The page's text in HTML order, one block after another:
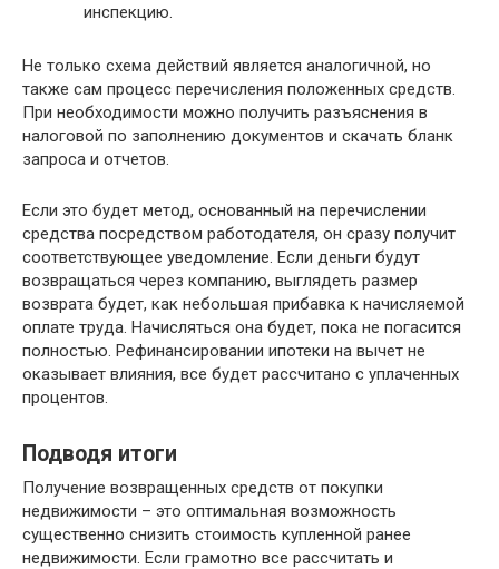
инспекцию.
Не только схема действий является аналогичной, но
также сам процесс перечисления положенных средств.
При необходимости можно получить разъяснения в
налоговой по заполнению документов и скачать бланк
запроса и отчетов.
Если это будет метод, основанный на перечислении
средства посредством работодателя, он сразу получит
соответствующее уведомление. Если деньги будут
возвращаться через компанию, выглядеть размер
возврата будет, как небольшая прибавка к начисляемой
оплате труда. Начисляться она будет, пока не погасится
полностью. Рефинансировании ипотеки на вычет не
оказывает влияния, все будет рассчитано с уплаченных
процентов.
Подводя итоги
Получение возвращенных средств от покупки
недвижимости – это оптимальная возможность
существенно снизить стоимость купленной ранее
недвижимости. Если грамотно все рассчитать и